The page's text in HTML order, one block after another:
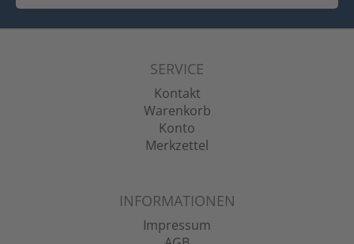
SERVICE
Kontakt
Warenkorb
Konto
Merkzettel
INFORMATIONEN
Impressum